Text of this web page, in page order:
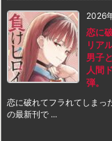
2026
恋に
リア
男子
人間
弾。
恋に破れてフラれてしまっ
の最新刊で ...